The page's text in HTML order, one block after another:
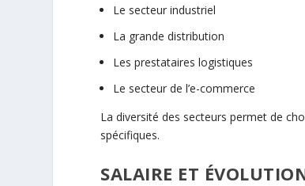
Le secteur industriel
La grande distribution
Les prestataires logistiques
Le secteur de l’e-commerce
La diversité des secteurs permet de
spécifiques.
SALAIRE ET